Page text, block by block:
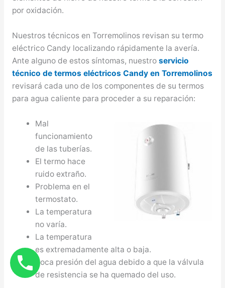
por oxidación.
Nuestros técnicos en Torremolinos revisan su termo
eléctrico Candy localizando rápidamente la avería.
Ante alguno de estos síntomas, nuestro servicio
técnico de termos eléctricos Candy en Torremolinos
revisará cada uno de los componentes de su termos
para agua caliente para proceder a su reparación:
Mal
funcionamiento
de las tuberías.
El termo hace
ruido extraño.
Problema en el
termostato.
La temperatura
no varía.
La temperatura
es extremadamente alta o baja.
Poca presión del agua debido a que la válvula
de resistencia se ha quemado del uso.